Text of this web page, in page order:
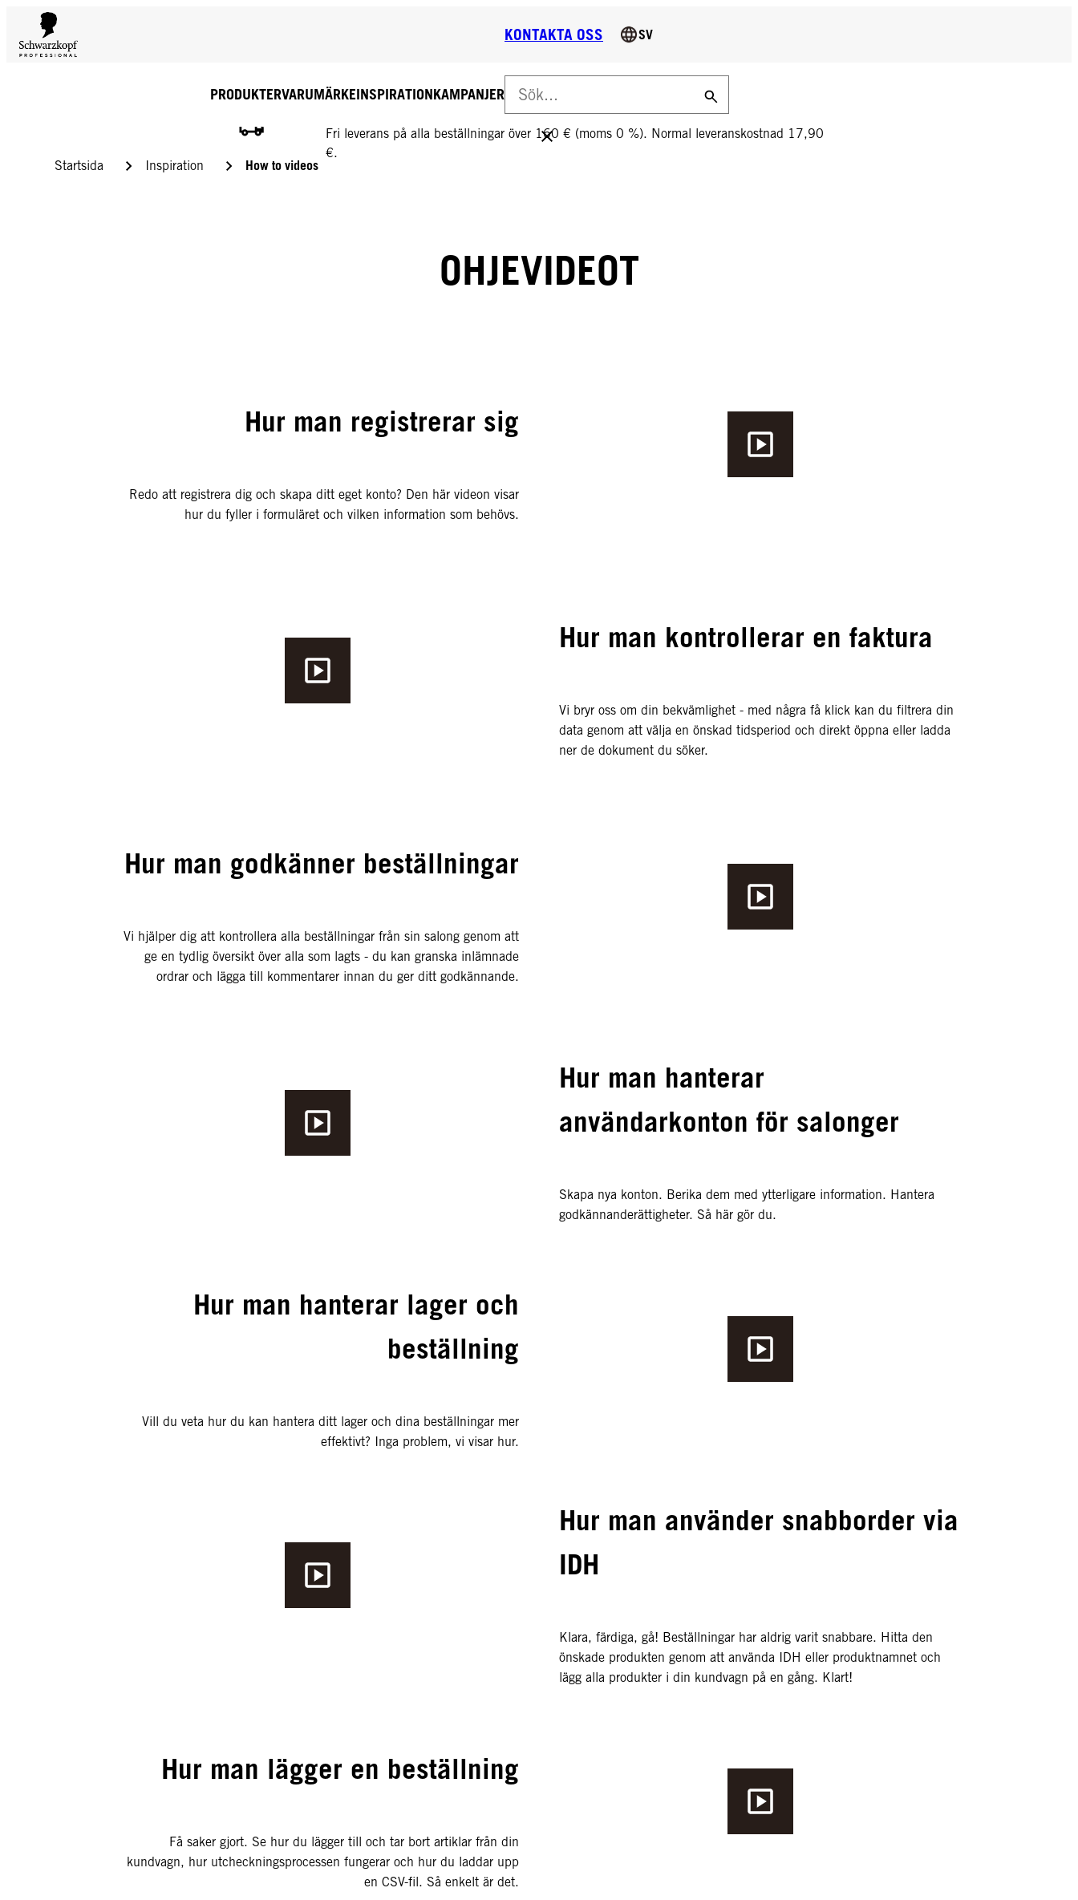
GRATIS LEVERANS PÅ ALLA BESTÄLLNINGAR ÖVER 160 €!
Fri leverans på alla beställningar över 160 € (moms 0 %). Normal leveranskostnad 17,90
€.
PRODUKTERVARUMÄRKEINSPIRATIONKAMPANJER
KONTAKTA OSS SV
Startsida Inspiration How to videos
OHJEVIDEOT
Hur man registrerar sig
Redo att registrera dig och skapa ditt eget konto? Den här videon visar
hur du fyller i formuläret och vilken information som behövs.
Hur man kontrollerar en faktura
Vi bryr oss om din bekvämlighet - med några få klick kan du filtrera din
data genom att välja en önskad tidsperiod och direkt öppna eller ladda
ner de dokument du söker.
Hur man godkänner beställningar
Vi hjälper dig att kontrollera alla beställningar från sin salong genom att
ge en tydlig översikt över alla som lagts - du kan granska inlämnade
ordrar och lägga till kommentarer innan du ger ditt godkännande.
Hur man hanterar
användarkonton för salonger
Skapa nya konton. Berika dem med ytterligare information. Hantera
godkännanderättigheter. Så här gör du.
Hur man hanterar lager och
beställning
Vill du veta hur du kan hantera ditt lager och dina beställningar mer
effektivt? Inga problem, vi visar hur.
Hur man använder snabborder via
IDH
Klara, färdiga, gå! Beställningar har aldrig varit snabbare. Hitta den
önskade produkten genom att använda IDH eller produktnamnet och
lägg alla produkter i din kundvagn på en gång. Klart!
Hur man lägger en beställning
Få saker gjort. Se hur du lägger till och tar bort artiklar från din
kundvagn, hur utcheckningsprocessen fungerar och hur du laddar upp
en CSV-fil. Så enkelt är det.